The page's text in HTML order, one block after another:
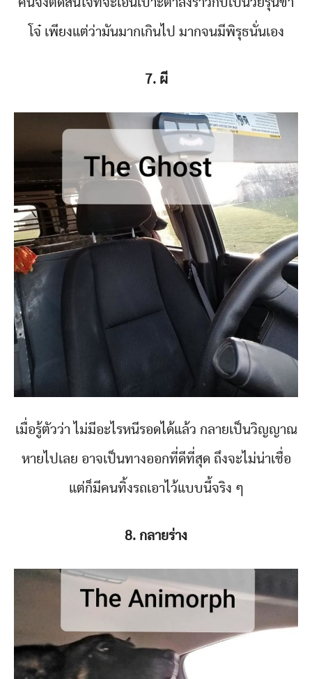
โจ๋ เพียงแต่ว่ามันมากเกินไป มากจนมีพิรุธนั่นเอง
7. ผี
เมื่อรู้ตัวว่า ไม่มีอะไรหนีรอดได้แล้ว กลายเป็นวิญญาณ
หายไปเลย อาจเป็นทางออกที่ดีที่สุด ถึงจะไม่น่าเชื่อ
แต่ก็มีคนทิ้งรถเอาไว้แบบนี้จริง ๆ
8. กลายร่าง